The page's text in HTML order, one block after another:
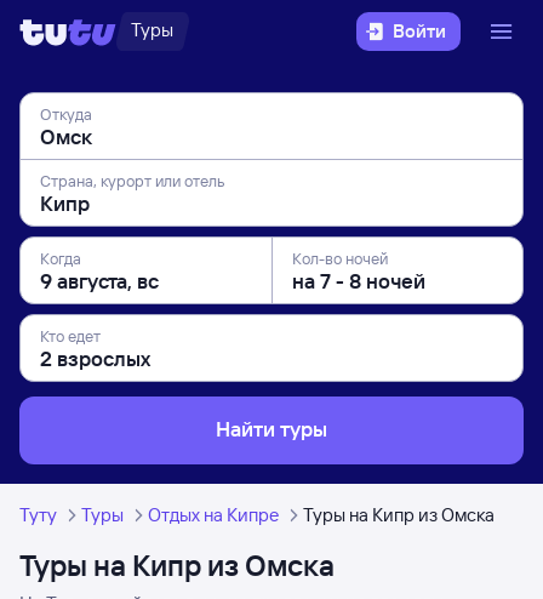
Туры Войти
Откуда
Страна, курорт или отель
Когда Кол-во ночей
Кто едет
Найти туры
Туту Туры Отдых на Кипре Туры на Кипр из Омска
Туры на Кипр из Омска